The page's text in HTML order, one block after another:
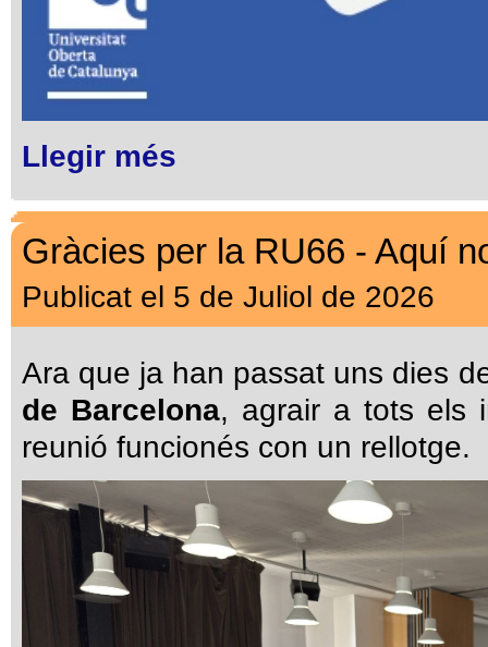
Llegir més
Gràcies per la RU66 - Aquí
Publicat el 5 de Juliol de 2026
Ara que ja han passat uns dies
de Barcelona, agrair a tots els
reunió funcionés con un rellotge.